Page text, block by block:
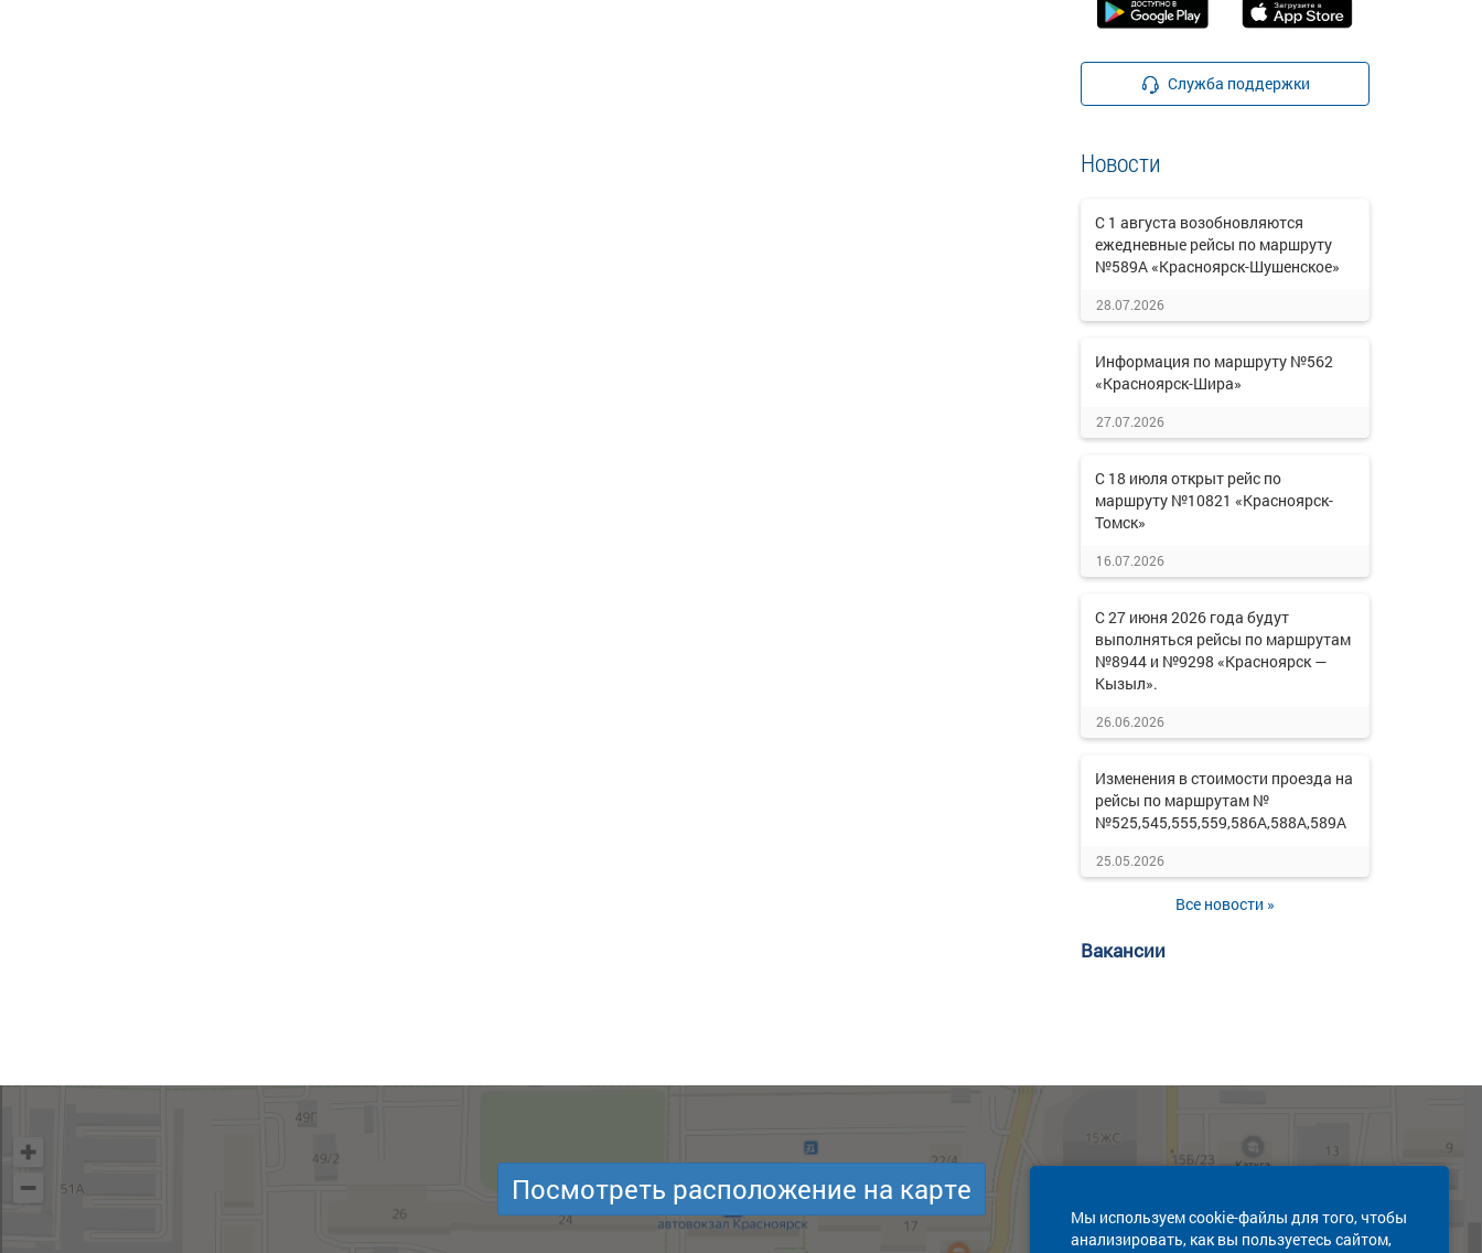
Служба поддержки
Новости
С 1 августа возобновляются
ежедневные рейсы по маршруту
№589А «Красноярск-Шушенское»
28.07.2026
Информация по маршруту №562
«Красноярск-Шира»
27.07.2026
С 18 июля открыт рейс по
маршруту №10821 «Красноярск-
Томск»
16.07.2026
С 27 июня 2026 года будут
выполняться рейсы по маршрутам
№8944 и №9298 «Красноярск —
Кызыл».
26.06.2026
Изменения в стоимости проезда на
рейсы по маршрутам №
№525,545,555,559,586А,588А,589А
25.05.2026
Все новости »
Вакансии
Мы используем cookie-файлы для того, чтобы
анализировать, как вы пользуетесь сайтом,
Посмотреть расположение на карте